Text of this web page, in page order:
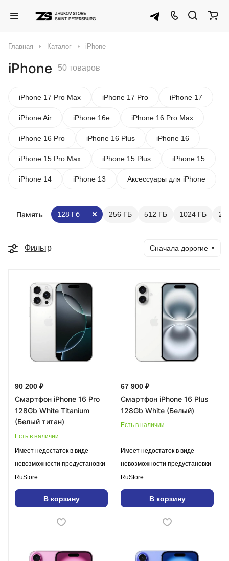
Главная Каталог iPhone
iPhone 50 товаров
iPhone 17 Pro Max iPhone 17 Pro iPhone 17
iPhone Air iPhone 16e iPhone 16 Pro Max
iPhone 16 Pro iPhone 16 Plus iPhone 16
iPhone 15 Pro Max iPhone 15 Plus iPhone 15
iPhone 14 iPhone 13 Аксессуары для iPhone
Память 128 Гб 256 ГБ 512 ГБ 1024 ГБ
Фильтр Сначала дорогие
90 200 ₽
Смартфон iPhone 16 Pro
128Gb White Titanium
(Белый титан)
Есть в наличии
Имеет недостаток в виде
невозможности предустановки
RuStore
В корзину
67 900 ₽
Смартфон iPhone 16 Plus
128Gb White (Белый)
Есть в наличии
Имеет недостаток в виде
невозможности предустановки
RuStore
В корзину